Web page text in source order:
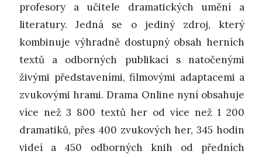
profesory a učitele dramatických umění a
literatury. Jedná se o jediný zdroj, který
kombinuje výhradně dostupný obsah herních
textů a odborných publikací s natočenými
živými představeními, filmovými adaptacemi a
zvukovými hrami. Drama Online nyní obsahuje
více než 3 800 textů her od více než 1 200
dramatiků, přes 400 zvukových her, 345 hodin
videí a 450 odborných knih od předních